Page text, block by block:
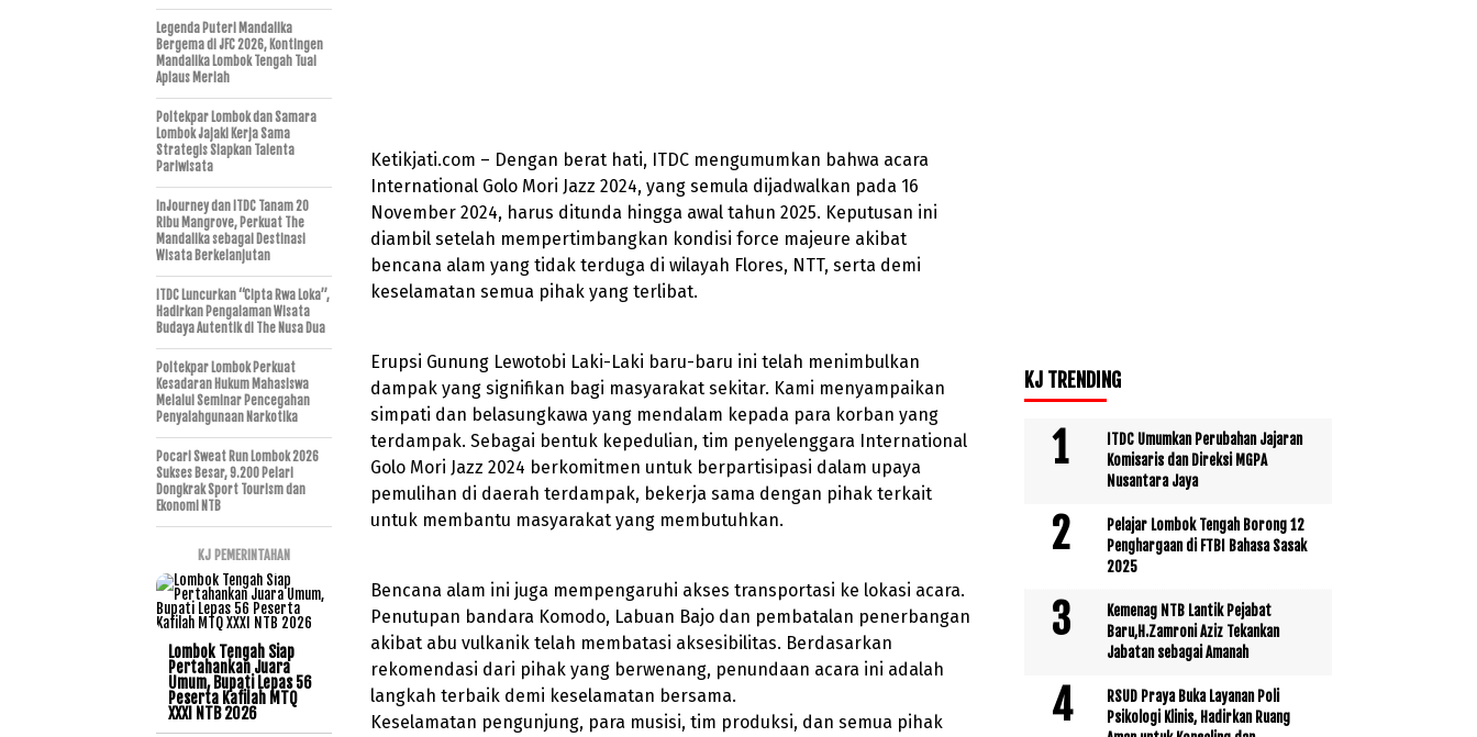
Ketikjati.com – Dengan berat hati, ITDC mengumumkan bahwa acara
International Golo Mori Jazz 2024, yang semula dijadwalkan pada 16
November 2024, harus ditunda hingga awal tahun 2025. Keputusan ini
diambil setelah mempertimbangkan kondisi force majeure akibat
bencana alam yang tidak terduga di wilayah Flores, NTT, serta demi
keselamatan semua pihak yang terlibat.
Erupsi Gunung Lewotobi Laki-Laki baru-baru ini telah menimbulkan
dampak yang signifikan bagi masyarakat sekitar. Kami menyampaikan
simpati dan belasungkawa yang mendalam kepada para korban yang
terdampak. Sebagai bentuk kepedulian, tim penyelenggara International
Golo Mori Jazz 2024 berkomitmen untuk berpartisipasi dalam upaya
pemulihan di daerah terdampak, bekerja sama dengan pihak terkait
untuk membantu masyarakat yang membutuhkan.
Bencana alam ini juga mempengaruhi akses transportasi ke lokasi acara.
Penutupan bandara Komodo, Labuan Bajo dan pembatalan penerbangan
akibat abu vulkanik telah membatasi aksesibilitas. Berdasarkan
rekomendasi dari pihak yang berwenang, penundaan acara ini adalah
langkah terbaik demi keselamatan bersama.
Keselamatan pengunjung, para musisi, tim produksi, dan semua pihak
Legenda Puteri Mandalika
Bergema di JFC 2026, Kontingen
Mandalika Lombok Tengah Tuai
Aplaus Meriah
Poltekpar Lombok dan Samara
Lombok Jajaki Kerja Sama
Strategis Siapkan Talenta
Pariwisata
InJourney dan ITDC Tanam 20
Ribu Mangrove, Perkuat The
Mandalika sebagai Destinasi
Wisata Berkelanjutan
ITDC Luncurkan “Cipta Rwa Loka”,
Hadirkan Pengalaman Wisata
Budaya Autentik di The Nusa Dua
Poltekpar Lombok Perkuat
Kesadaran Hukum Mahasiswa
Melalui Seminar Pencegahan
Penyalahgunaan Narkotika
Pocari Sweat Run Lombok 2026
Sukses Besar, 9.200 Pelari
Dongkrak Sport Tourism dan
Ekonomi NTB
KJ PEMERINTAHAN
Lombok Tengah Siap
Pertahankan Juara
Umum, Bupati Lepas 56
Peserta Kafilah MTQ
XXXI NTB 2026
KJ TRENDING
ITDC Umumkan Perubahan Jajaran
Komisaris dan Direksi MGPA
Nusantara Jaya
Pelajar Lombok Tengah Borong 12
Penghargaan di FTBI Bahasa Sasak
2025
Kemenag NTB Lantik Pejabat
Baru,H.Zamroni Aziz Tekankan
Jabatan sebagai Amanah
RSUD Praya Buka Layanan Poli
Psikologi Klinis, Hadirkan Ruang